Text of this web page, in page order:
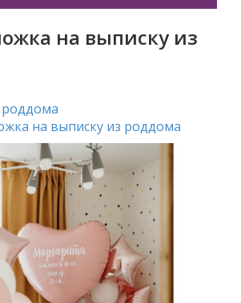
на выписку из
на выписку из роддома